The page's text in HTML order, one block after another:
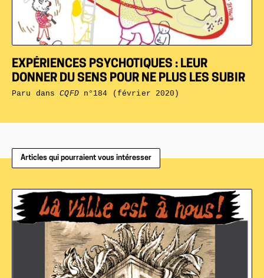
EXPÉRIENCES PSYCHOTIQUES : LEUR
DONNER DU SENS POUR NE PLUS LES SUBIR
Paru dansCQFDn°184 (février 2020)
Articles qui pourraient vous intéresser